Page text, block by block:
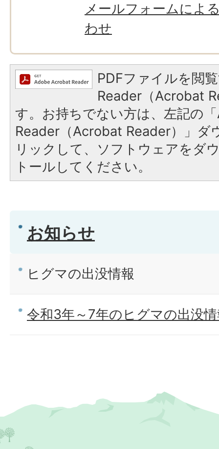
メールフォームによ
わせ
PDFファイルを閲
Reader（Acrobat
す。お持ちでない方は、左記の
Reader（Acrobat Reader）」ダ
リックして、ソフトウェアをダ
トールしてください。
お知らせ
ヒグマの出没情報
令和3年～7年のヒグマの出没